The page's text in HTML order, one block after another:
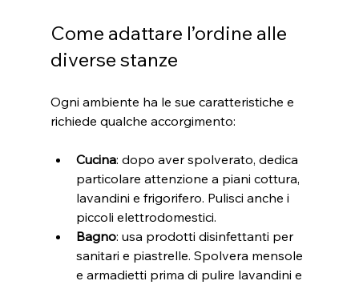
Come adattare l’ordine alle
diverse stanze
Ogni ambiente ha le sue caratteristiche e
richiede qualche accorgimento:
Cucina: dopo aver spolverato, dedica
particolare attenzione a piani cottura,
lavandini e frigorifero. Pulisci anche i
piccoli elettrodomestici.
Bagno: usa prodotti disinfettanti per
sanitari e piastrelle. Spolvera mensole
e armadietti prima di pulire lavandini e